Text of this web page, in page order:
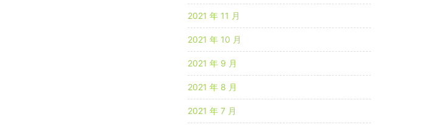
2021 年 11 月
2021 年 10 月
2021 年 9 月
2021 年 8 月
2021 年 7 月